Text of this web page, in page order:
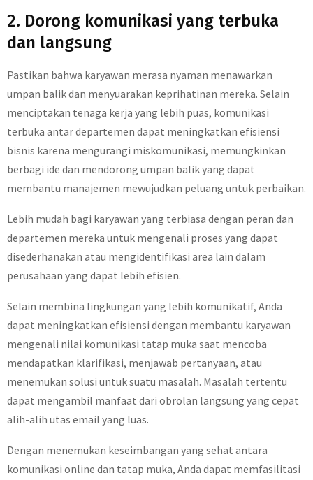
2. Dorong komunikasi yang terbuka
dan langsung
Pastikan bahwa karyawan merasa nyaman menawarkan
umpan balik dan menyuarakan keprihatinan mereka. Selain
menciptakan tenaga kerja yang lebih puas, komunikasi
terbuka antar departemen dapat meningkatkan efisiensi
bisnis karena mengurangi miskomunikasi, memungkinkan
berbagi ide dan mendorong umpan balik yang dapat
membantu manajemen mewujudkan peluang untuk perbaikan.
Lebih mudah bagi karyawan yang terbiasa dengan peran dan
departemen mereka untuk mengenali proses yang dapat
disederhanakan atau mengidentifikasi area lain dalam
perusahaan yang dapat lebih efisien.
Selain membina lingkungan yang lebih komunikatif, Anda
dapat meningkatkan efisiensi dengan membantu karyawan
mengenali nilai komunikasi tatap muka saat mencoba
mendapatkan klarifikasi, menjawab pertanyaan, atau
menemukan solusi untuk suatu masalah. Masalah tertentu
dapat mengambil manfaat dari obrolan langsung yang cepat
alih-alih utas email yang luas.
Dengan menemukan keseimbangan yang sehat antara
komunikasi online dan tatap muka, Anda dapat memfasilitasi